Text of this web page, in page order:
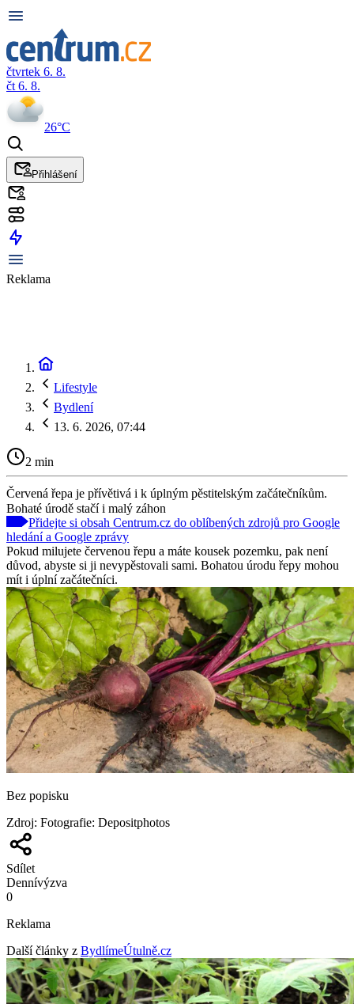
čtvrtek 6. 8.
čt 6. 8.
26°C
Přihlášení
Reklama
Lifestyle
Bydlení
13. 6. 2026, 07:44
2 min
Červená řepa je přívětivá i k úplným pěstitelským začátečníkům.
Bohaté úrodě stačí i malý záhon
Přidejte si obsah Centrum.cz do oblíbených zdrojů pro Google
hledání a Google zprávy
Pokud milujete červenou řepu a máte kousek pozemku, pak není
důvod, abyste si ji nevypěstovali sami. Bohatou úrodu řepy mohou
mít i úplní začátečníci.
Bez popisku
Zdroj: Fotografie: Depositphotos
Sdílet
Dennívýzva
0
Reklama
Další články z BydlímeÚtulně.cz